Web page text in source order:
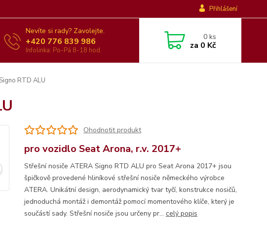
Přihlášení
Nevíte si rady? Zavolejte.
+420 776 839 986
Infolinka: Po-Pá 8-18 hod.
0ks
za 0 Kč
RTD ALU
Ohodnotit produkt
pro vozidlo Seat Arona, r.v. 2017+
Střešní nosiče ATERA Signo RTD ALU pro Seat Arona 2017+ jsou
špičkově provedené hliníkové střešní nosiče německého výrobce
ATERA. Unikátní design, aerodynamický tvar tyčí, konstrukce nosičů,
jednoduchá montáž i demontáž pomocí momentového klíče, který je
součástí sady. Střešní nosiče jsou určeny pr... celý popis